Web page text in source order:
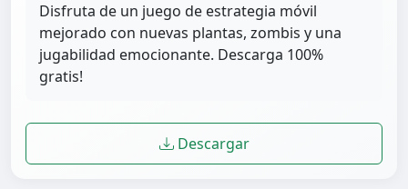
Disfruta de un juego de estrategia móvil
mejorado con nuevas plantas, zombis y una
jugabilidad emocionante. Descarga 100%
gratis!
Descargar